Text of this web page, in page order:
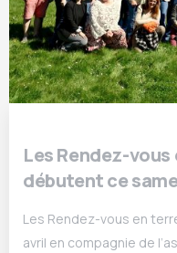
Les Rendez-
débutent ce
Les Rendez-vous en
avril en compagnie de